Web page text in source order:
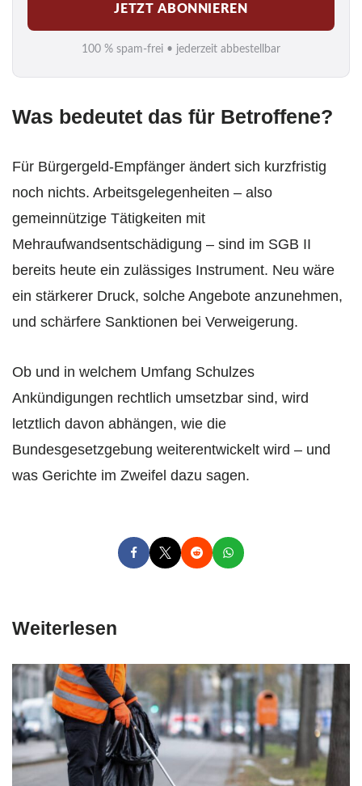
a
i
l
*
JETZT ABONNIEREN
100 % spam-frei • jederzeit abbestellbar
Was bedeutet das für Betroffene?
Für Bürgergeld-Empfänger ändert sich kurzfristig
noch nichts. Arbeitsgelegenheiten – also
gemeinnützige Tätigkeiten mit
Mehraufwandsentschädigung – sind im SGB II
bereits heute ein zulässiges Instrument. Neu wäre
ein stärkerer Druck, solche Angebote anzunehmen,
und schärfere Sanktionen bei Verweigerung.
Ob und in welchem Umfang Schulzes
Ankündigungen rechtlich umsetzbar sind, wird
letztlich davon abhängen, wie die
Bundesgesetzgebung weiterentwickelt wird – und
was Gerichte im Zweifel dazu sagen.
Weiterlesen